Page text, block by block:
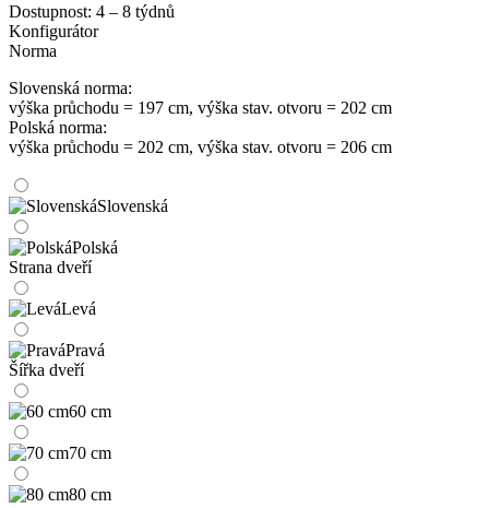
Dostupnost: 4 – 8 týdnů
Konfigurátor
Norma
Slovenská norma:
výška průchodu = 197 cm, výška stav. otvoru = 202 cm
Polská norma:
výška průchodu = 202 cm, výška stav. otvoru = 206 cm
Slovenská
Polská
Strana dveří
Levá
Pravá
Šířka dveří
60 cm
70 cm
80 cm